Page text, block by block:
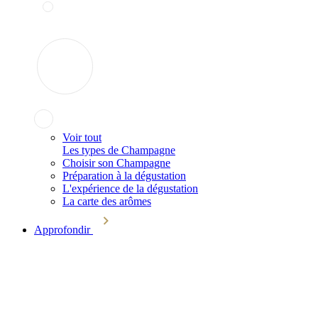
Voir tout
Les types de Champagne
Choisir son Champagne
Préparation à la dégustation
L'expérience de la dégustation
La carte des arômes
Approfondir